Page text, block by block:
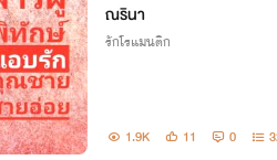
ณรินา
รักโรแมนติก
1.9K 11 0